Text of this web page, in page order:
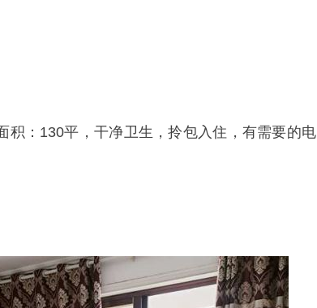
积：130平，干净卫生，拎包入住，有需要的电